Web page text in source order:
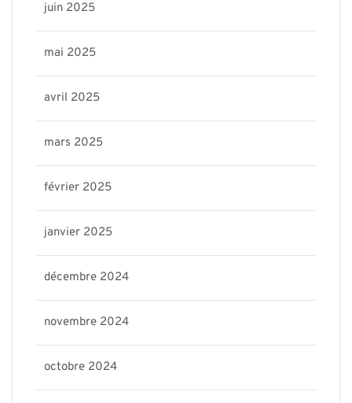
juin 2025
mai 2025
avril 2025
mars 2025
février 2025
janvier 2025
décembre 2024
novembre 2024
octobre 2024